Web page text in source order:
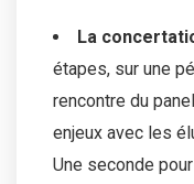
La
étapes, sur une
rencontre du
enjeux avec les
Une seconde